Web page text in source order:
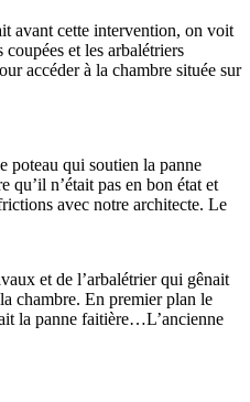
avant cette intervention, on voit
et les arbalétriers
accéder à la chambre située sur
poteau qui soutien la panne
qu’il n’était pas en bon état et
avec notre architecte. Le
et de l’arbalétrier qui gênait
chambre. En premier plan le
la panne faitière…L’ancienne